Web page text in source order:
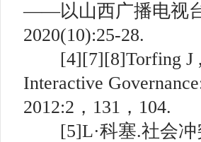
——以山西广播电视
2020(10):25-28.
[4][7][8]Torfing J
Interactive
2012:2，131，104.
[5]L·科塞.社会